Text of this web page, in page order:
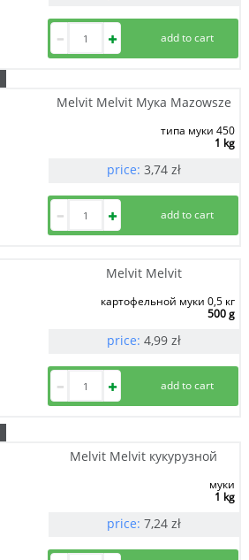
Melvit Melvit Мука Mazowsze
типа муки 450
1 kg
price: 3,74 zł
Melvit Melvit
картофельной муки 0,5 кг
500 g
price: 4,99 zł
Melvit Melvit кукурузной
муки
1 kg
price: 7,24 zł